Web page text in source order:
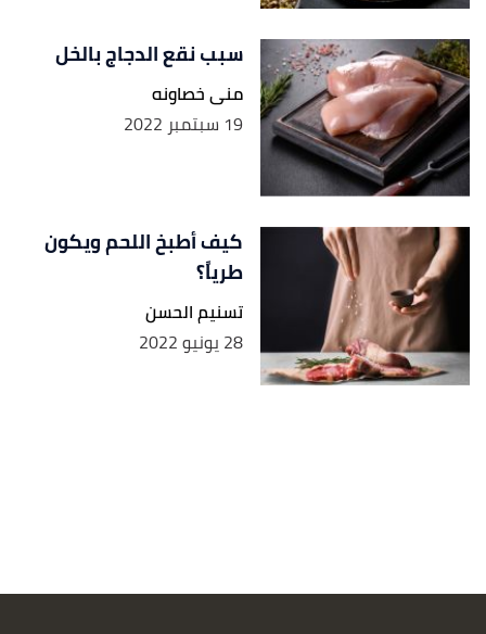
سبب نقع الدجاج بالخل
منى خصاونه
19 سبتمبر 2022
كيف أطبخ اللحم ويكون
طرياً؟
تسنيم الحسن
28 يونيو 2022